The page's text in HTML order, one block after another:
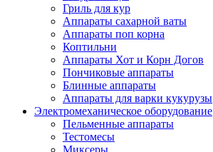
Гриль для кур
Аппараты сахарной ваты
Аппараты поп корна
Коптильни
Аппараты Хот и Корн Догов
Пончиковые аппараты
Блинные аппараты
Аппараты для варки кукурузы
Электромеханическое оборудование
Пельменные аппараты
Тестомесы
Миксеры